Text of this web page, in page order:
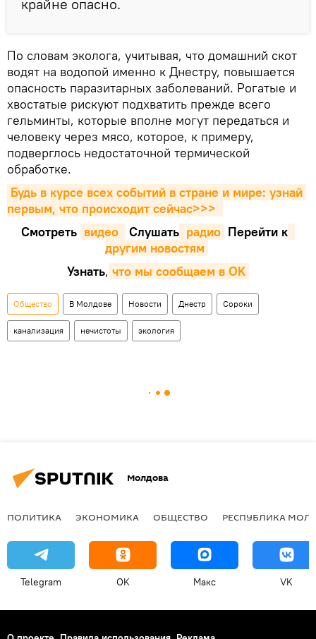
крайне опасно.
По словам эколога, учитывая, что домашний скот
водят на водопой именно к Днестру, повышается
опасность паразитарных заболеваний. Рогатые и
хвостатые рискуют подхватить прежде всего
гельминты, которые вполне могут передаться и
человеку через мясо, которое, к примеру,
подверглось недостаточной термической
обработке.
Будь в курсе всех событий в стране и мире: узнай
первым, что происходит сейчаc>>>
Смотреть видео Cлушать радио Перейти к
другим новостям
Узнать, что мы сообщаем в OK
Общество В Молдове Новости Днестр Сороки
канализация нечистоты экология
Молдова
ПОЛИТИКА ЭКОНОМИКА ОБЩЕСТВО РЕСПУБЛИКА
Telegram OK Макс VK